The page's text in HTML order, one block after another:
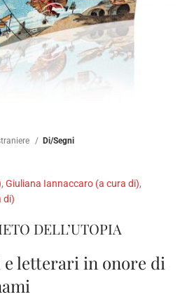
Di/Segni
, Giuliana Iannaccaro (a cura di),
di)
DELL’UTOPIA
letterari in onore di